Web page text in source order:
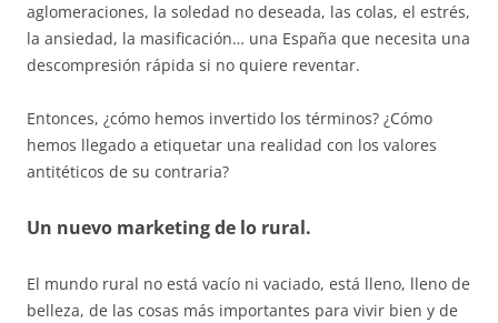
aglomeraciones, la soledad no deseada, las colas, el estrés,
la ansiedad, la masificación… una España que necesita una
descompresión rápida si no quiere reventar.
Entonces, ¿cómo hemos invertido los términos? ¿Cómo
hemos llegado a etiquetar una realidad con los valores
antitéticos de su contraria?
Un nuevo marketing de lo rural.
El mundo rural no está vacío ni vaciado, está lleno, lleno de
belleza, de las cosas más importantes para vivir bien y de